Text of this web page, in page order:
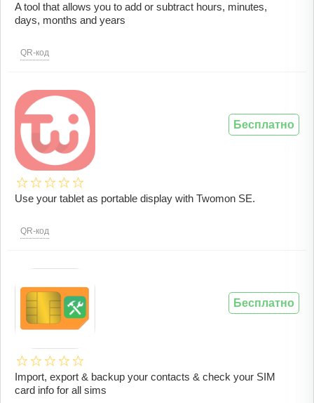
A tool that allows you to add or subtract hours, minutes,
days, months and years
QR-код
Use your tablet as portable display with Twomon SE.
QR-код
Бесплатно
Import, export & backup your contacts & check your SIM
card info for all sims
Бесплатно